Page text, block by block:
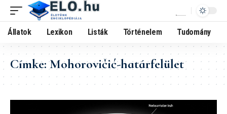
Állatok Lexikon Listák Történelem Tudomány
Címke:Mohorovičić-határfelület